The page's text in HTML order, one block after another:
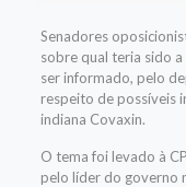
Senadores
sobre qual teria sido
ser informado, pelo
respeito de possíveis
indiana Covaxin.
O tema foi levado à
pelo líder do governo